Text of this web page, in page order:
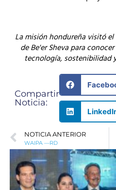
La misión hondureña visitó
de Be'er Sheva para
tecnología, sostenibilidad
Compartir
Noticia:
NOTICIA ANTERIOR
WAIPA —RD